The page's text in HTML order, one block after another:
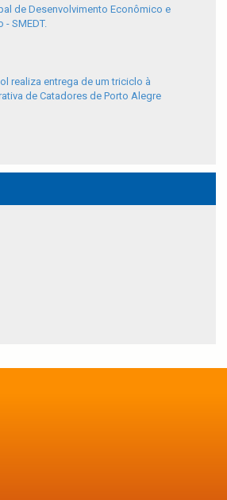
de Desenvolvimento Econômico e
- SMEDT.
realiza entrega de um triciclo à
de Catadores de Porto Alegre